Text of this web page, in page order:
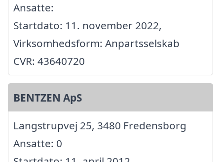
Ansatte:
Startdato: 11. november 2022,
Virksomhedsform: Anpartsselskab
CVR: 43640720
BENTZEN ApS
Langstrupvej 25, 3480 Fredensborg
Ansatte: 0